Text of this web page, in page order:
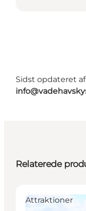
Sidst opdateret
Relaterede
Attraktioner